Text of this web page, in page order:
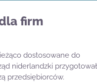
firm
dostosowane do
niderlandzki przygotował
przedsiębiorców.